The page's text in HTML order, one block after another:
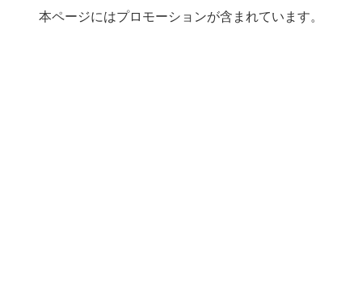
本ページにはプロモーションが含まれています。